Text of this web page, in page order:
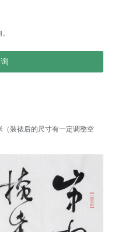
（装裱后的尺寸有一定调整空